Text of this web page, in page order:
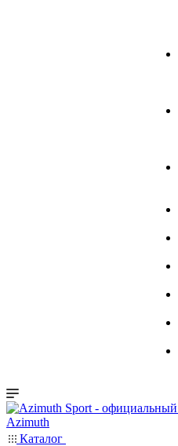
Каталог